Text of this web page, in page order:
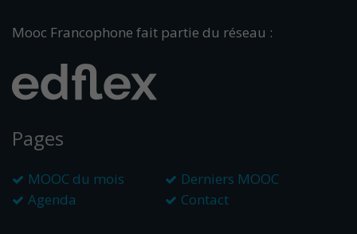
Mooc Francophone fait partie du réseau :
Pages
MOOC du mois
Derniers MOOC
Agenda
Contact